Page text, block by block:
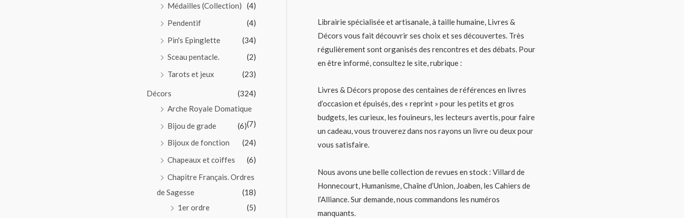
Médailles (Collection)
(4)
Pendentif
(4)
Pin's Epinglette
(34)
Sceau pentacle.
(2)
Tarots et jeux
(23)
Décors
(324)
Arche Royale Domatique
(7)
Bijou de grade
(6)
Bijoux de fonction
(24)
Chapeaux et coiffes
(6)
Chapitre Français. Ordres
de Sagesse
(18)
1er ordre
(5)
Librairie spécialisée et artisanale, à taille humaine, Livres &
Décors vous fait découvrir ses choix et ses découvertes. Très
régulièrement sont organisés des rencontres et des débats. Pour
en être informé, consultez le site, rubrique :
Livres & Décors propose des centaines de références en livres
d’occasion et épuisés, des « reprint » pour les petits et gros
budgets, les curieux, les fouineurs, les lecteurs avertis, pour faire
un cadeau, vous trouverez dans nos rayons un livre ou deux pour
vous satisfaire.
Nous avons une belle collection de revues en stock : Villard de
Honnecourt, Humanisme, Chaîne d’Union, Joaben, les Cahiers de
l’Alliance. Sur demande, nous commandons les numéros
manquants.